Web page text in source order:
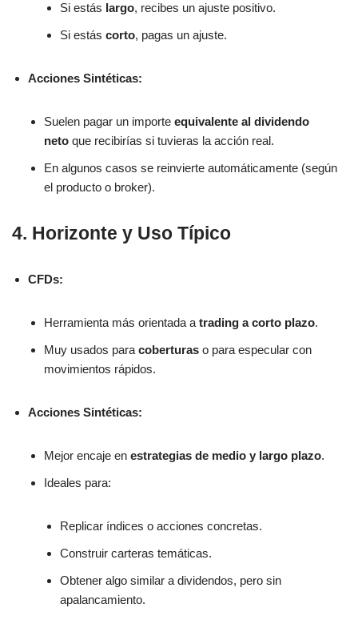
Si estás largo, recibes un ajuste positivo.
Si estás corto, pagas un ajuste.
Acciones Sintéticas:
Suelen pagar un importe equivalente al dividendo
neto que recibirías si tuvieras la acción real.
En algunos casos se reinvierte automáticamente (según
el producto o broker).
4. Horizonte y Uso Típico
CFDs:
Herramienta más orientada a trading a corto plazo.
Muy usados para coberturas o para especular con
movimientos rápidos.
Acciones Sintéticas:
Mejor encaje en estrategias de medio y largo plazo.
Ideales para:
Replicar índices o acciones concretas.
Construir carteras temáticas.
Obtener algo similar a dividendos, pero sin
apalancamiento.